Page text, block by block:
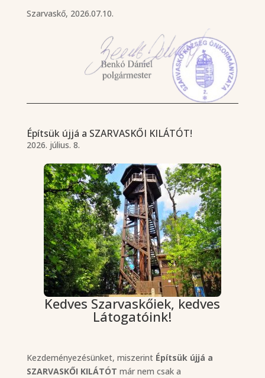
Szarvaskő, 2026.07.10.
Építsük újjá a SZARVASKŐI KILÁTÓT!
2026. július. 8.
Kedves Szarvaskőiek, kedves
Látogatóink!
Kezdeményezésünket, miszerint Építsük újjá a
SZARVASKŐI KILÁTÓT már nem csak a